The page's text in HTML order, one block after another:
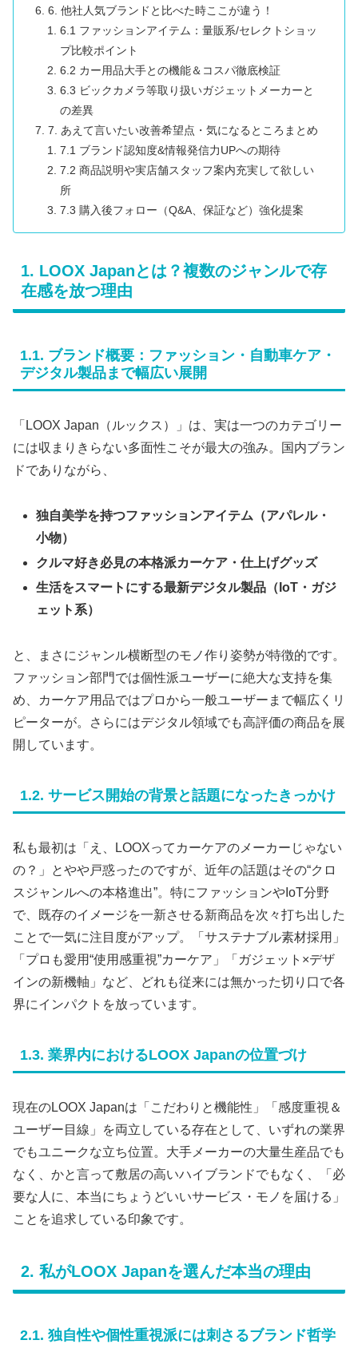
6. 他社人気ブランドと比べた時ここが違う！
6.1 ファッションアイテム：量販系/セレクトショッ
プ比較ポイント
6.2 カー用品大手との機能＆コスパ徹底検証
6.3 ビックカメラ等取り扱いガジェットメーカーと
の差異
7. あえて言いたい改善希望点・気になるところまとめ
7.1 ブランド認知度&情報発信力UPへの期待
7.2 商品説明や実店舗スタッフ案内充実して欲しい
所
7.3 購入後フォロー（Q&A、保証など）強化提案
1. LOOX Japanとは？複数のジャンルで存
在感を放つ理由
1.1. ブランド概要：ファッション・自動車ケア・
デジタル製品まで幅広い展開
「LOOX Japan（ルックス）」は、実は一つのカテゴリー
には収まりきらない多面性こそが最大の強み。国内ブラン
ドでありながら、
独自美学を持つファッションアイテム（アパレル・
小物）
クルマ好き必見の本格派カーケア・仕上げグッズ
生活をスマートにする最新デジタル製品（IoT・ガジ
ェット系）
と、まさにジャンル横断型のモノ作り姿勢が特徴的です。
ファッション部門では個性派ユーザーに絶大な支持を集
め、カーケア用品ではプロから一般ユーザーまで幅広くリ
ピーターが。さらにはデジタル領域でも高評価の商品を展
開しています。
1.2. サービス開始の背景と話題になったきっかけ
私も最初は「え、LOOXってカーケアのメーカーじゃない
の？」とやや戸惑ったのですが、近年の話題はその“クロ
スジャンルへの本格進出”。特にファッションやIoT分野
で、既存のイメージを一新させる新商品を次々打ち出した
ことで一気に注目度がアップ。「サステナブル素材採用」
「プロも愛用“使用感重視”カーケア」「ガジェット×デザ
インの新機軸」など、どれも従来には無かった切り口で各
界にインパクトを放っています。
1.3. 業界内におけるLOOX Japanの位置づけ
現在のLOOX Japanは「こだわりと機能性」「感度重視＆
ユーザー目線」を両立している存在として、いずれの業界
でもユニークな立ち位置。大手メーカーの大量生産品でも
なく、かと言って敷居の高いハイブランドでもなく、「必
要な人に、本当にちょうどいいサービス・モノを届ける」
ことを追求している印象です。
2. 私がLOOX Japanを選んだ本当の理由
2.1. 独自性や個性重視派には刺さるブランド哲学